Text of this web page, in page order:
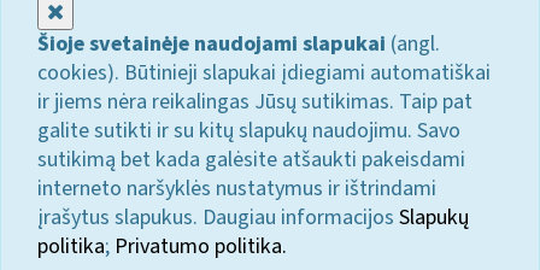
Šioje svetainėje naudojami slapukai (angl.
cookies). Būtinieji slapukai įdiegiami automatiškai
ir jiems nėra reikalingas Jūsų sutikimas. Taip pat
galite sutikti ir su kitų slapukų naudojimu. Savo
sutikimą bet kada galėsite atšaukti pakeisdami
interneto naršyklės nustatymus ir ištrindami
įrašytus slapukus. Daugiau informacijos Slapukų
politika; Privatumo politika.